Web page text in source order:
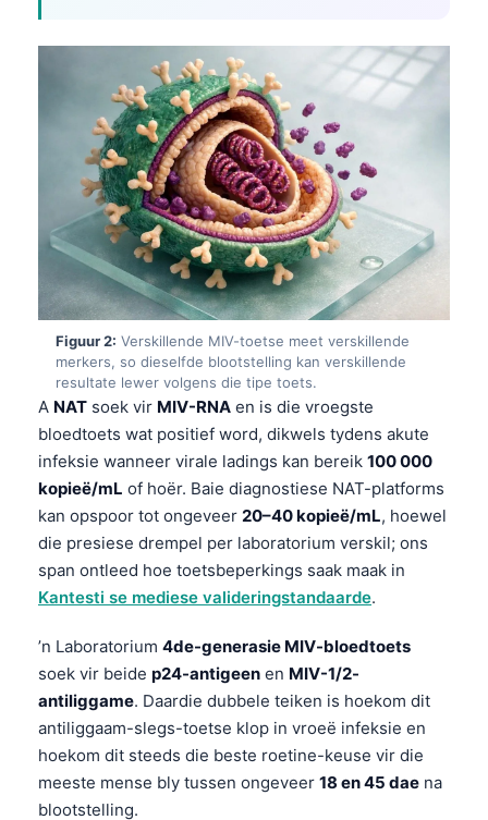
Figuur 2: Verskillende MIV-toetse meet verskillende
merkers, so dieselfde blootstelling kan verskillende
resultate lewer volgens die tipe toets.
A NAT soek vir MIV-RNA en is die vroegste
bloedtoets wat positief word, dikwels tydens akute
infeksie wanneer virale ladings kan bereik 100 000
kopieë/mL of hoër. Baie diagnostiese NAT-platforms
kan opspoor tot ongeveer 20–40 kopieë/mL, hoewel
die presiese drempel per laboratorium verskil; ons
span ontleed hoe toetsbeperkings saak maak in
Kantesti se mediese valideringstandaarde.
’n Laboratorium 4de-generasie MIV-bloedtoets
soek vir beide p24-antigeen en MIV-1/2-
antiliggame. Daardie dubbele teiken is hoekom dit
antiliggaam-slegs-toetse klop in vroeë infeksie en
hoekom dit steeds die beste roetine-keuse vir die
meeste mense bly tussen ongeveer 18 en 45 dae na
blootstelling.